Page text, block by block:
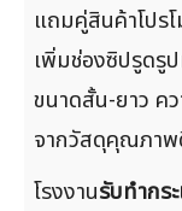
แถมคู่สินค้าโปร
เพิ่มช่องซิปรูดรู
ขนาดสั้น-ยาว ค
จากวัสดุคุณภา
โรงงานรับทำกร